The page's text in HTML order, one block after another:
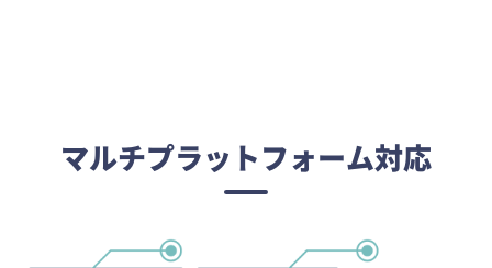
マルチプラットフォーム対応